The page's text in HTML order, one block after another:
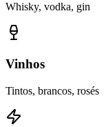
Whisky, vodka, gin
Vinhos
Tintos, brancos, rosés